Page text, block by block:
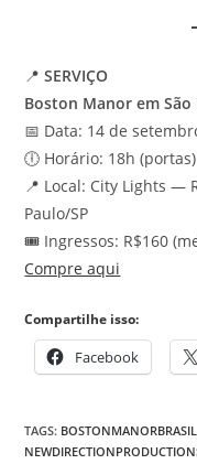
📍SERVIÇO
Boston Manor em São
📅 Data: 14 de
🕕 Horário: 18h (portas)
📍 Local: City Lights —
Paulo/SP
🎟 Ingressos: R$160
Compre aqui
Compartilhe isso:
Facebook
TAGS: BOSTONMANORBRASIL